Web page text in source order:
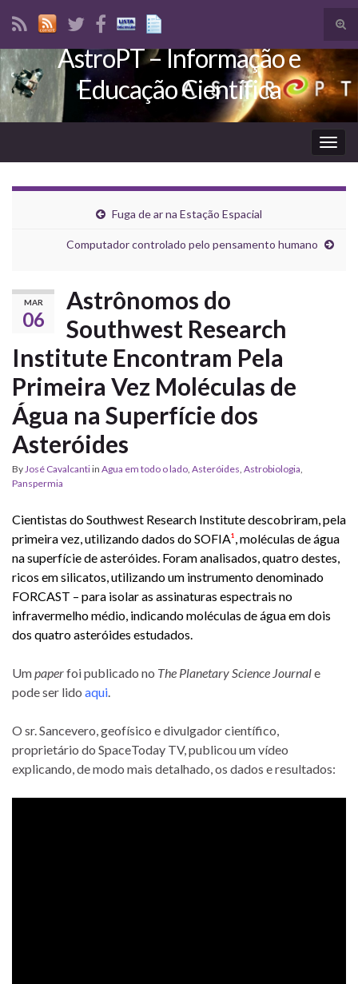
Search for:
AstroPT – Informação e
Educação Científica
Fuga de ar na Estação Espacial
Computador controlado pelo pensamento humano
MAR
06
Astrônomos do
Southwest Research
Institute Encontram Pela
Primeira Vez Moléculas de
Água na Superfície dos
Asteróides
ByJosé Cavalcantiin Agua em todo o lado, Asteróides, Astrobiologia,
Panspermia
Cientistas do Southwest Research Institute descobriram, pela
primeira vez, utilizando dados do SOFIA¹, moléculas de água
na superfície de asteróides. Foram analisados, quatro destes,
ricos em silicatos, utilizando um instrumento denominado
FORCAST – para isolar as assinaturas espectrais no
infravermelho médio, indicando moléculas de água em dois
dos quatro asteróides estudados.
Umpaperfoi publicado no The Planetary Science Journale
pode ser lido aqui.
O sr. Sancevero, geofísico e divulgador científico,
proprietário do SpaceToday TV, publicou um vídeo
explicando, de modo mais detalhado, os dados e resultados: